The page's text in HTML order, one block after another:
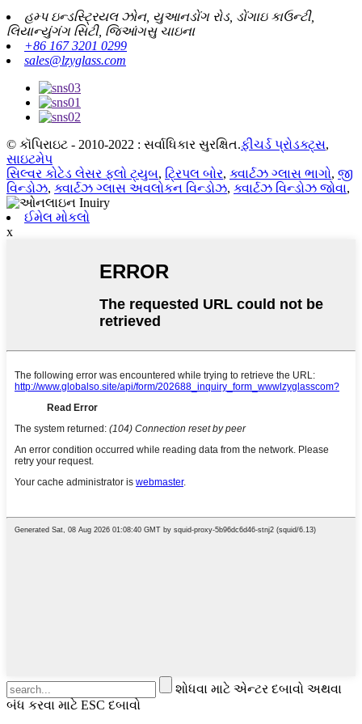
હમ્પ ઇન્ડસ્ટ્રિયલ ઝોન, યુઆનડોંગ રોડ, ડોંગાઇ કાઉન્ટી,
લિયાન્યુંગંગ સિટી, જિઆંગસુ ચાઇના
+86 167 3201 0299
sales@lzyglass.com
© કૉપિરાઇટ - 2010-2022 : સર્વાધિકાર સુરક્ષિત.ફીચર્ડ પ્રોડક્ટ્સ,
સાઇટમેપ
સિલ્વર કોટેડ લેસર ફ્લો ટ્યુબ, ટ્રિપલ બોર, ક્વાર્ટઝ ગ્લાસ ભાગો, જી
વિન્ડોઝ, ક્વાર્ટઝ ગ્લાસ અવલોકન વિન્ડોઝ, ક્વાર્ટઝ વિન્ડોઝ જોવા,
ઈમેલ મોકલો
x
શોધવા માટે એન્ટર દબાવો અથવા
બંધ કરવા માટે ESC દબાવો